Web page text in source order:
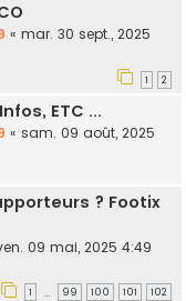
« mar. 30 sept., 2025
1 2
ETC ...
« sam. 09 août, 2025
? Footix
09 mai, 2025 4:49
1 … 99 100 101 102